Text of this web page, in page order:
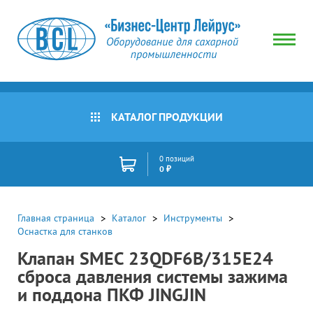
КАТАЛОГ ПРОДУКЦИИ
0 позиций
0 ₽
Главная страница Каталог
Инструменты
Оснастка для станков
Клапан SMEC 23QDF6B/315E24
сброса давления системы зажима
и поддона ПКФ JINGJIN